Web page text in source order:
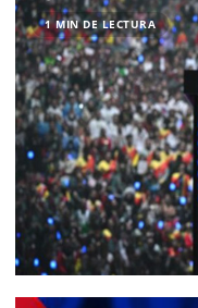
1 MIN DE LECTURA